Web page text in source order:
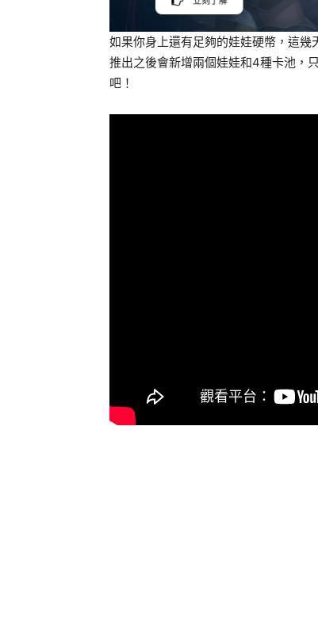
如果你身上還有足夠的娃娃硬幣，這
推出之後會新增兩個娃娃和4種卡池，
吧！